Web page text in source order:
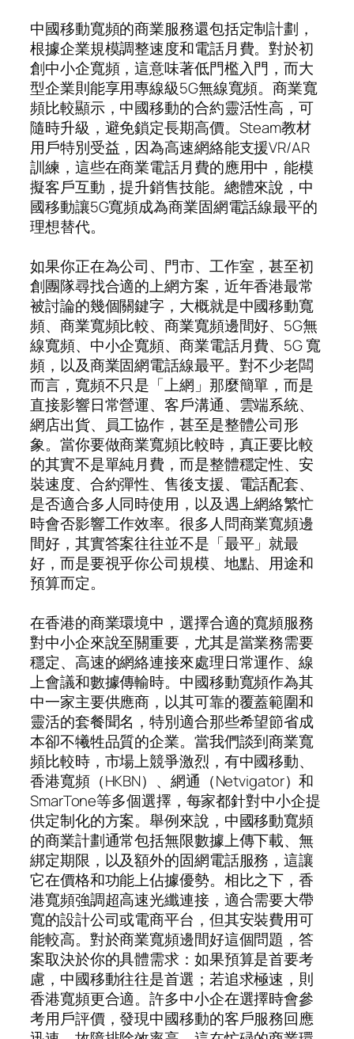
中國移動寬頻的商業服務還包括定制計劃，
根據企業規模調整速度和電話月費。對於初
創中小企寬頻，這意味著低門檻入門，而大
型企業則能享用專線級5G無線寬頻。商業寬
頻比較顯示，中國移動的合約靈活性高，可
隨時升級，避免鎖定長期高價。Steam教材
用戶特別受益，因為高速網絡能支援VR/AR
訓練，這些在商業電話月費的應用中，能模
擬客戶互動，提升銷售技能。總體來說，中
國移動讓5G寬頻成為商業固網電話線最平的
理想替代。
如果你正在為公司、門市、工作室，甚至初
創團隊尋找合適的上網方案，近年香港最常
被討論的幾個關鍵字，大概就是中國移動寬
頻、商業寬頻比較、商業寬頻邊間好、5G無
線寬頻、中小企寬頻、商業電話月費、5G 寬
頻，以及商業固網電話線最平。對不少老闆
而言，寬頻不只是「上網」那麼簡單，而是
直接影響日常營運、客戶溝通、雲端系統、
網店出貨、員工協作，甚至是整體公司形
象。當你要做商業寬頻比較時，真正要比較
的其實不是單純月費，而是整體穩定性、安
裝速度、合約彈性、售後支援、電話配套、
是否適合多人同時使用，以及遇上網絡繁忙
時會否影響工作效率。很多人問商業寬頻邊
間好，其實答案往往並不是「最平」就最
好，而是要視乎你公司規模、地點、用途和
預算而定。
在香港的商業環境中，選擇合適的寬頻服務
對中小企來說至關重要，尤其是當業務需要
穩定、高速的網絡連接來處理日常運作、線
上會議和數據傳輸時。中國移動寬頻作為其
中一家主要供應商，以其可靠的覆蓋範圍和
靈活的套餐聞名，特別適合那些希望節省成
本卻不犧牲品質的企業。當我們談到商業寬
頻比較時，市場上競爭激烈，有中國移動、
香港寬頻（HKBN）、網通（Netvigator）和
SmarTone等多個選擇，每家都針對中小企提
供定制化的方案。舉例來說，中國移動寬頻
的商業計劃通常包括無限數據上傳下載、無
綁定期限，以及額外的固網電話服務，這讓
它在價格和功能上佔據優勢。相比之下，香
港寬頻強調超高速光纖連接，適合需要大帶
寬的設計公司或電商平台，但其安裝費用可
能較高。對於商業寬頻邊間好這個問題，答
案取決於你的具體需求：如果預算是首要考
慮，中國移動往往是首選；若追求極速，則
香港寬頻更合適。許多中小企在選擇時會參
考用戶評價，發現中國移動的客戶服務回應